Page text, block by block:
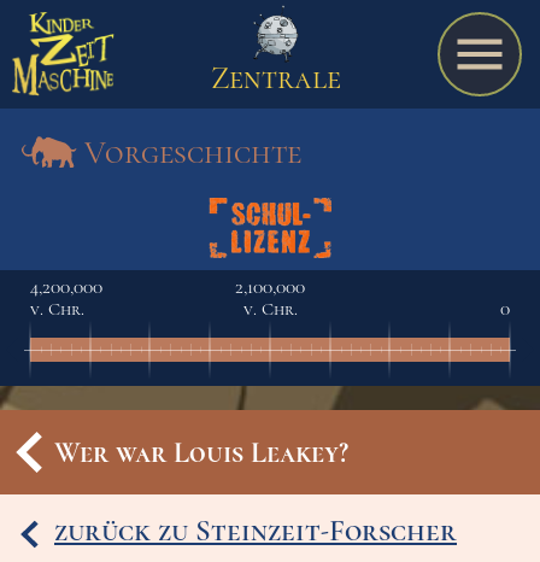
A bis Z
Termine
Schulmaterialien
Zentrale
Vorgeschichte
4,200,000
v. Chr.
2,100,000
v. Chr.
0
Ereignisse
Wer war Louis Leakey?
zurück zu Steinzeit-Forscher